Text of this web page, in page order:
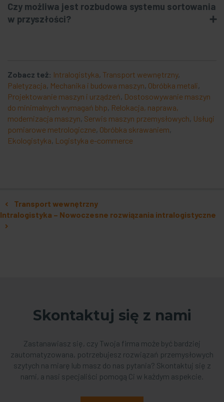
Czy możliwa jest rozbudowa systemu sortowania
w przyszłości?
Zobacz też: Intralogistyka, Transport wewnętrzny,
Paletyzacja, Mechanika i budowa maszyn, Obróbka metali,
Projektowanie maszyn i urządzeń, Dostosowywanie maszyn
do minimalnych wymagań bhp, Relokacja, naprawa,
modernizacja maszyn, Serwis maszyn przemysłowych, Usługi
pomiarowe metrologiczne, Obróbka skrawaniem,
Ekologistyka, Logistyka e-commerce
Transport wewnętrzny
Intralogistyka – Nowoczesne rozwiązania intralogistyczne
Skontaktuj się z nami
Zastanawiasz się, czy Twoja firma może być bardziej
zautomatyzowana, potrzebujesz rozwiązań przemysłowych
szytych na miarę lub masz do nas pytania? Skontaktuj się z
nami, a nasi specjaliści pomogą Ci w każdym aspekcie.